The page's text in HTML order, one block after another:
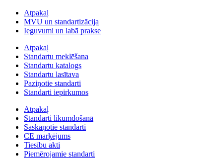
Atpakaļ
MVU un standartizācija
Ieguvumi un labā prakse
Atpakaļ
Standartu meklēšana
Standartu katalogs
Standartu lasītava
Paziņotie standarti
Standarti iepirkumos
Atpakaļ
Standarti likumdošanā
Saskaņotie standarti
CE marķējums
Tiesību akti
Piemērojamie standarti